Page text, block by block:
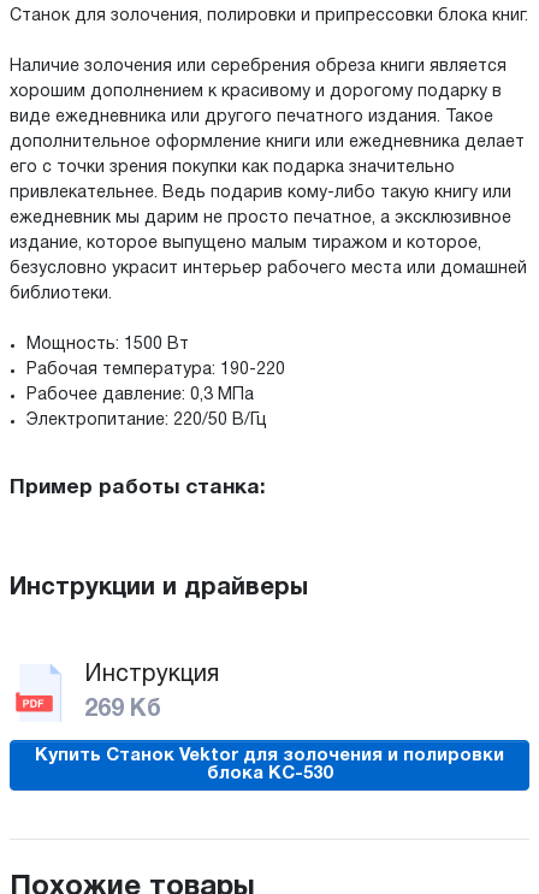
Станок для золочения, полировки и припрессовки блока книг.
Наличие золочения или серебрения обреза книги является
хорошим дополнением к красивому и дорогому подарку в
виде ежедневника или другого печатного издания. Такое
дополнительное оформление книги или ежедневника делает
его с точки зрения покупки как подарка значительно
привлекательнее. Ведь подарив кому-либо такую книгу или
ежедневник мы дарим не просто печатное, а эксклюзивное
издание, которое выпущено малым тиражом и которое,
безусловно украсит интерьер рабочего места или домашней
библиотеки.
Мощность: 1500 Вт
Рабочая температура: 190-220
Рабочее давление: 0,3 МПа
Электропитание: 220/50 В/Гц
Пример работы станка:
Инструкции и драйверы
Инструкция
269 Кб
Купить Станок Vektor для золочения и полировки
блока KC-530
Похожие товары